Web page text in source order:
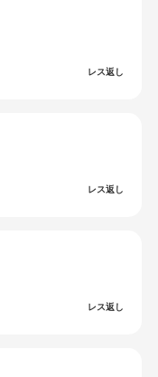
レス返し
レス返し
レス返し